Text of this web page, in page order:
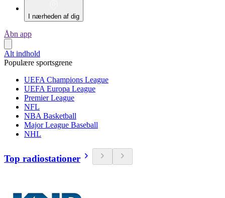
I nærheden af dig
Åbn app
Alt indhold
Populære sportsgrene
UEFA Champions League
UEFA Europa League
Premier League
NFL
NBA Basketball
Major League Baseball
NHL
Top radiostationer